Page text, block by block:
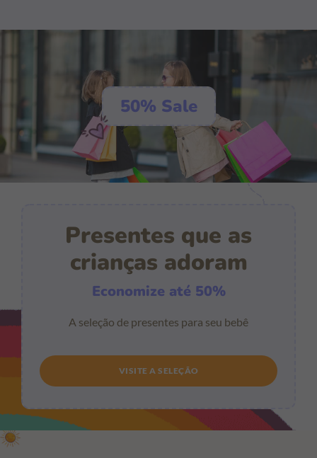
50% Sale
Presentes que as
crianças adoram
Economize até 50%
A seleção de presentes para seu bebê
VISITE A SELEÇÃO